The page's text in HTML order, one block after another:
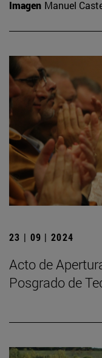
Imagen Manuel
23 | 09 | 2024
Acto de
Posgrado de